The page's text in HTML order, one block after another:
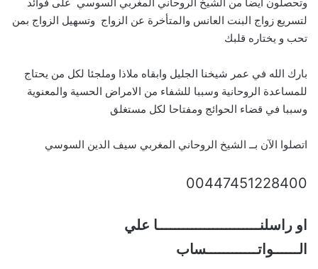
لتسريع زواج البنت العانس والمتأخرة عن الزواج وتسهيل الزواج بمن
تحب و يختاره قلبك
بارك الله في عمر شيخنا الجليل وابقاه ملاذا وملجئا لكل من يحتاج
للمساعدة الروحانية وسببا للشفاء من الامراض الحسية والمعنوية
وسببا في قضاء الحوائج ومفتاحا لكل مستغلق
اتصلوا الآن بــ الشيخ الروحاني المغربي سيف الدين السوسي
00447451228400
او راسلنــــــــــــــــــــــــا علي
الــــــواتــــــــــــساب